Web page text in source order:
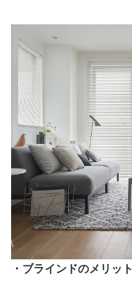
・ブラインドのメリット